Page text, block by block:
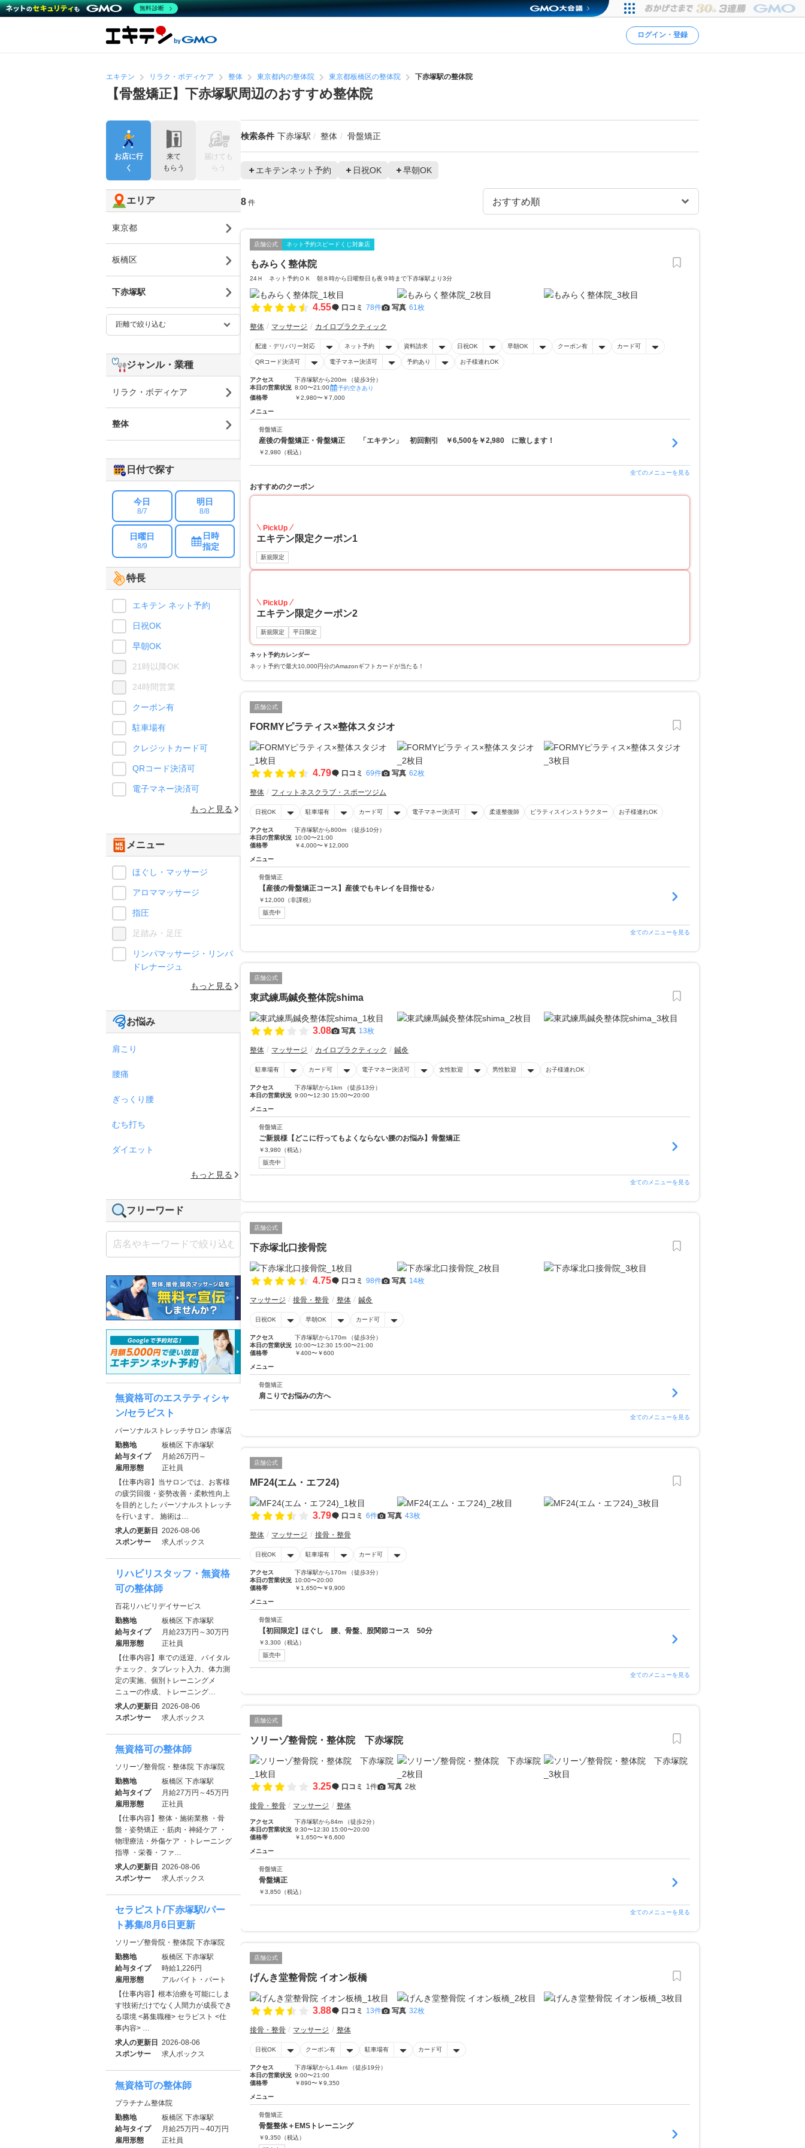
ログイン・登録
エキテン リラク・ボディケア 整体 東京都内の整体院 東京都板橋区の整体院 下赤塚駅の整体院
【骨盤矯正】下赤塚駅周辺のおすすめ整体院
検索条件 下赤塚駅 整体 骨盤矯正
エキテンネット予約 日祝OK 早朝OK
8 件
店舗公式 ネット予約スピードくじ対象店
もみらく整体院
24Ｈ ネット予約ＯＫ 朝８時から日曜祭日も夜９時まで下赤塚駅より3分
4.55 口コミ 78件 写真 61枚
整体 マッサージ カイロプラクティック
配達・デリバリー対応 ネット予約 資料請求 日祝OK 早朝OK クーポン有 カード可
QRコード決済可 電子マネー決済可 予約あり お子様連れOK
アクセス
下赤塚駅から200m （徒歩3分）
本日の営業状況 8:00〜21:00
予約空きあり
価格帯
￥2,980〜￥7,000
メニュー
骨盤矯正
産後の骨盤矯正・骨盤矯正 「エキテン」 初回割引 ￥6,500を￥2,980 に致します！
￥2,980 （税込）
全てのメニューを見る
おすすめのクーポン
PickUp
エキテン限定クーポン1
新規限定
PickUp
エキテン限定クーポン2
新規限定 平日限定
ネット予約カレンダー
ネット予約で最大10,000円分のAmazonギフトカードが当たる！
店舗公式
FORMYピラティス×整体スタジオ
4.79 口コミ 69件 写真 62枚
整体 フィットネスクラブ・スポーツジム
日祝OK 駐車場有 カード可 電子マネー決済可 柔道整復師 ピラティスインストラクター お子様連れOK
アクセス
下赤塚駅から800m （徒歩10分）
本日の営業状況 10:00〜21:00
価格帯
￥4,000〜￥12,000
メニュー
骨盤矯正
【産後の骨盤矯正コース】産後でもキレイを目指せる♪
￥ 12,000 （非課税）
販売中
全てのメニューを見る
店舗公式
東武練馬鍼灸整体院shima
3.08 写真 13枚
整体 マッサージ カイロプラクティック 鍼灸
駐車場有 カード可 電子マネー決済可 女性歓迎 男性歓迎 お子様連れOK
アクセス
下赤塚駅から1km （徒歩13分）
本日の営業状況 9:00〜12:30 15:00〜20:00
メニュー
骨盤矯正
ご新規様【どこに行ってもよくならない腰のお悩み】骨盤矯正
￥3,980 （税込）
販売中
全てのメニューを見る
店舗公式
下赤塚北口接骨院
4.75 口コミ 98件 写真 14枚
マッサージ 接骨・整骨 整体 鍼灸
日祝OK 早朝OK カード可
アクセス
下赤塚駅から170m （徒歩3分）
本日の営業状況 10:00〜12:30 15:00〜21:00
価格帯
￥400〜￥600
メニュー
骨盤矯正
肩こりでお悩みの方へ
全てのメニューを見る
店舗公式
MF24(エム・エフ24)
3.79 口コミ 6件 写真 43枚
整体 マッサージ 接骨・整骨
日祝OK 駐車場有 カード可
アクセス
下赤塚駅から170m （徒歩3分）
本日の営業状況 10:00〜20:00
価格帯
￥1,650〜￥9,900
メニュー
骨盤矯正
【初回限定】ほぐし 腰、骨盤、股関節コース 50分
￥3,300 （税込）
販売中
全てのメニューを見る
店舗公式
ソリーゾ整骨院・整体院 下赤塚院
3.25 口コミ 1件 写真 2枚
接骨・整骨 マッサージ 整体
アクセス
下赤塚駅から84m （徒歩2分）
本日の営業状況 9:30〜12:30 15:00〜20:00
価格帯
￥1,650〜￥6,600
メニュー
骨盤矯正
骨盤矯正
￥3,850 （税込）
全てのメニューを見る
店舗公式
げんき堂整骨院 イオン板橋
3.88 口コミ 13件 写真 32枚
接骨・整骨 マッサージ 整体
日祝OK クーポン有 駐車場有 カード可
アクセス
下赤塚駅から1.4km （徒歩19分）
本日の営業状況 9:00〜21:00
価格帯
￥890〜￥9,350
メニュー
骨盤矯正
骨盤整体＋EMSトレーニング
￥9,350 （税込）
お店に行
く
来て
もらう
届けても
らう
エリア
東京都
板橋区
下赤塚駅
ジャンル・業種
リラク・ボディケア
整体
日付で探す
今日
8/7
明日
8/8
日曜日
8/9
日時
指定
特長
エキテン ネット予約
日祝OK
早朝OK
21時以降OK
24時間営業
クーポン有
駐車場有
クレジットカード可
QRコード決済可
電子マネー決済可
もっと見る
メニュー
ほぐし・マッサージ
アロママッサージ
指圧
足踏み・足圧
リンパマッサージ・リンパ
ドレナージュ
もっと見る
お悩み
肩こり
腰痛
ぎっくり腰
むち打ち
ダイエット
もっと見る
フリーワード
無資格可のエステティシャ
ン/セラピスト
パーソナルストレッチサロン 赤塚店
勤務地
板橋区 下赤塚駅
給与タイプ
月給26万円～
雇用形態
正社員
【仕事内容】当サロンでは、お客様
の疲労回復・姿勢改善・柔軟性向上
を目的とした パーソナルストレッチ
を行います。 施術は…
求人の更新日 2026-08-06
スポンサー
求人ボックス
リハビリスタッフ・無資格
可の整体師
百花リハビリデイサービス
勤務地
板橋区 下赤塚駅
給与タイプ
月給23万円～30万円
雇用形態
正社員
【仕事内容】車での送迎、バイタル
チェック、タブレット入力、体力測
定の実施、個別トレーニングメ
ニューの作成、トレーニング…
求人の更新日 2026-08-06
スポンサー
求人ボックス
無資格可の整体師
ソリーゾ整骨院・整体院 下赤塚院
勤務地
板橋区 下赤塚駅
給与タイプ
月給27万円～45万円
雇用形態
正社員
【仕事内容】整体・施術業務 ・骨
盤・姿勢矯正 ・筋肉・神経ケア ・
物理療法・外傷ケア ・トレーニング
指導 ・栄養・ファ…
求人の更新日 2026-08-06
スポンサー
求人ボックス
セラピスト/下赤塚駅/パー
ト募集/8月6日更新
ソリーゾ整骨院・整体院 下赤塚院
勤務地
板橋区 下赤塚駅
給与タイプ
時給1,226円
雇用形態
アルバイト・パート
【仕事内容】根本治療を可能にしま
す!技術だけでなく人間力が成長でき
る環境 <募集職種> セラピスト <仕
事内容> …
求人の更新日 2026-08-06
スポンサー
求人ボックス
無資格可の整体師
プラチナム整体院
勤務地
板橋区 下赤塚駅
給与タイプ
月給25万円～40万円
雇用形態
正社員
無料診断